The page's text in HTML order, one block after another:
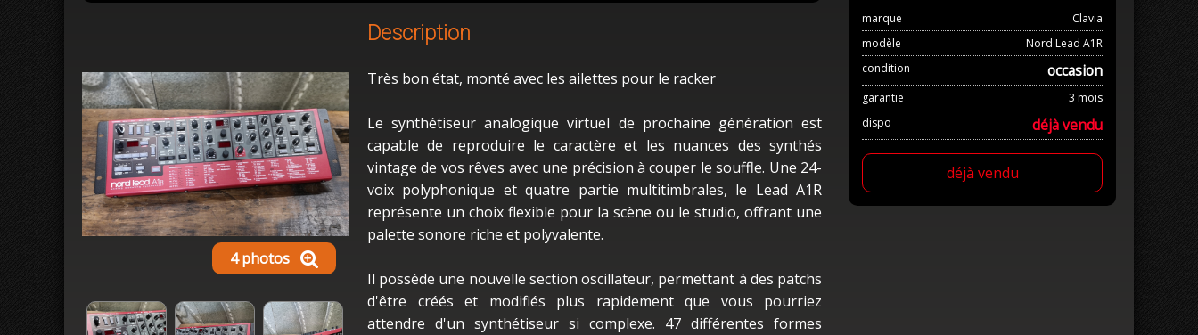
4 photos
Description
Très bon état, monté avec les ailettes pour le racker
Le synthétiseur analogique virtuel de prochaine génération est
capable de reproduire le caractère et les nuances des synthés
vintage de vos rêves avec une précision à couper le souffle. Une 24-
voix polyphonique et quatre partie multitimbrales, le Lead A1R
représente un choix flexible pour la scène ou le studio, offrant une
palette sonore riche et polyvalente.
Il possède une nouvelle section oscillateur, permettant à des patchs
d'être créés et modifiés plus rapidement que vous pourriez
attendre d'un synthétiseur si complexe. 47 différentes formes
marque
Clavia
modèle
Nord Lead A1R
condition
occasion
garantie
3 mois
dispo
déjà vendu
déjà vendu